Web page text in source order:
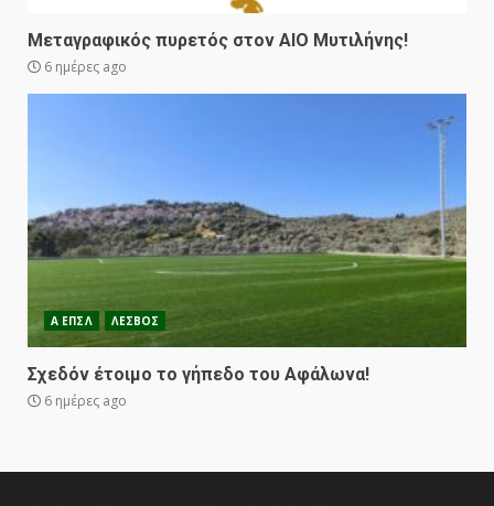
Μεταγραφικός πυρετός στον ΑΙΟ Μυτιλήνης!
6 ημέρες ago
Α ΕΠΣΛ ΛΕΣΒΟΣ
Σχεδόν έτοιμο το γήπεδο του Αφάλωνα!
6 ημέρες ago